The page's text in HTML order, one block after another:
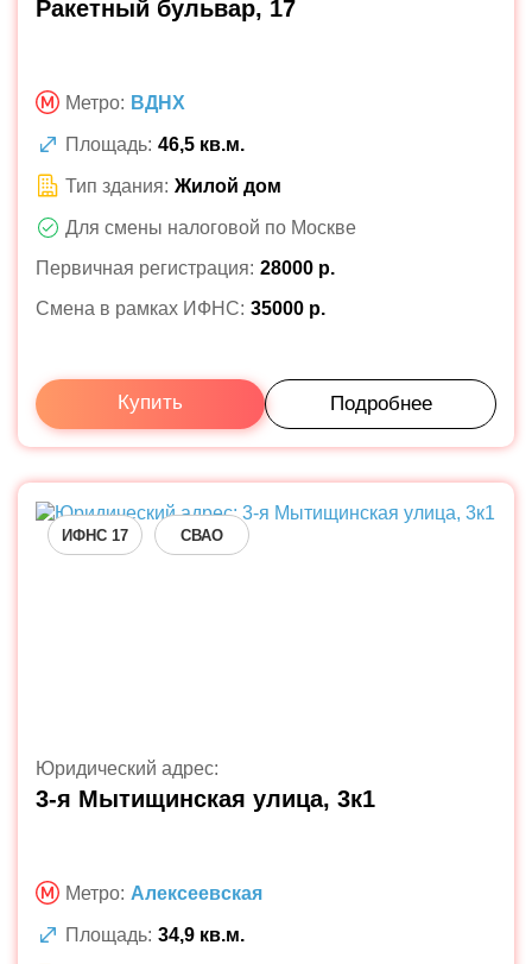
Ракетный бульвар, 17
Метро: ВДНХ
Площадь: 46,5 кв.м.
Тип здания: Жилой дом
Для смены налоговой по Москве
Первичная регистрация: 28000 р.
Смена в рамках ИФНС: 35000 р.
Купить Подробнее
ИФНС 17 СВАО
Юридический адрес:
3-я Мытищинская улица, 3к1
Метро: Алексеевская
Площадь: 34,9 кв.м.